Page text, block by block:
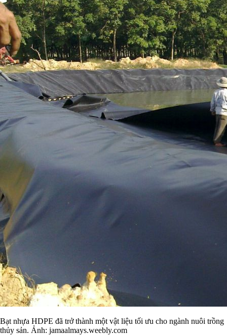
Bạt nhựa HDPE đã trở thành một vật liệu tối ưu cho ngành nuôi trồng
thủy sản. Ảnh: jamaalmays.weebly.com